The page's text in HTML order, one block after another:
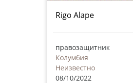
Rigo Alape
правозащитник
Колумбия
Неизвестно
08/10/2022